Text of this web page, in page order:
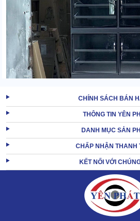
Dòng tủ này thường có dung tích
ẩm cũng lớn hơn những tủ hút ẩm mini.
Sản phẩm được dùng nhiều cho
hàng,... lớn, có nhiều đồ vật cần cất giữ.
2. Ứng dụng thực tiễn của
CHÍNH SÁCH BÁN
THÔNG TIN YÊN
DANH MỤC SẢN
CHẤP NHẬN THANH
KẾT NỐI VỚI